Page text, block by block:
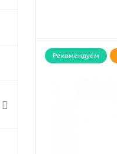
Рекомендуем